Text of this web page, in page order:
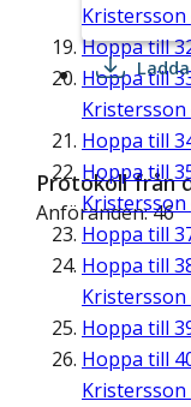
Kristersson
Hoppa till
Hoppa till
Kristersson
Hoppa till
Hoppa till
Kristersson
Hoppa till
Hoppa till
Kristersson
Hoppa till
Hoppa till
Kristersson
Protokoll från
Anföranden: 46